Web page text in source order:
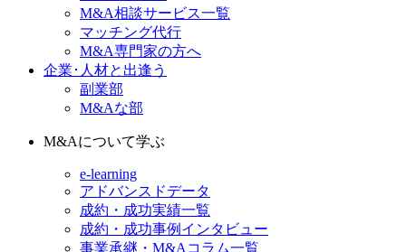
M&A相談サービス一覧
マッチング代行
M&A専門家の方へ
企業･人材と出逢う
副業部
M&Aな部
M&Aについて学ぶ
e-learning
アドバンスドデータ
成約・成功実績一覧
成約・成功事例インタビュー
事業承継・M&Aコラム一覧